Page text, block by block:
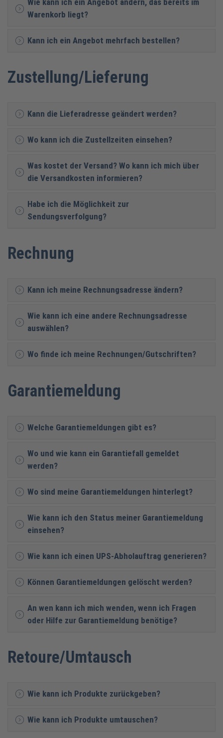
Wie kann ich ein Angebot ändern, das bereits im
Warenkorb liegt?
Kann ich ein Angebot mehrfach bestellen?
Zustellung/Lieferung
Kann die Lieferadresse geändert werden?
Wo kann ich die Zustellzeiten einsehen?
Was kostet der Versand? Wo kann ich mich über
die Versandkosten informieren?
Habe ich die Möglichkeit zur
Sendungsverfolgung?
Rechnung
Kann ich meine Rechnungsadresse ändern?
Wie kann ich eine andere Rechnungsadresse
auswählen?
Wo finde ich meine Rechnungen/Gutschriften?
Garantiemeldung
Welche Garantiemeldungen gibt es?
Wo und wie kann ein Garantiefall gemeldet
werden?
Wo sind meine Garantiemeldungen hinterlegt?
Wie kann ich den Status meiner Garantiemeldung
einsehen?
Wie kann ich einen UPS-Abholauftrag generieren?
Können Garantiemeldungen gelöscht werden?
An wen kann ich mich wenden, wenn ich Fragen
oder Hilfe zur Garantiemeldung benötige?
Retoure/Umtausch
Wie kann ich Produkte zurückgeben?
Wie kann ich Produkte umtauschen?